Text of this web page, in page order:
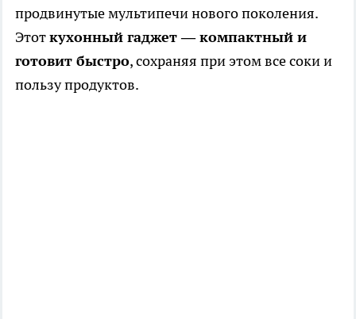
продвинутые мультипечи нового поколения.
Этоткухонный гаджет — компактный и
готовит быстро, сохраняя при этом все соки и
пользу продуктов.